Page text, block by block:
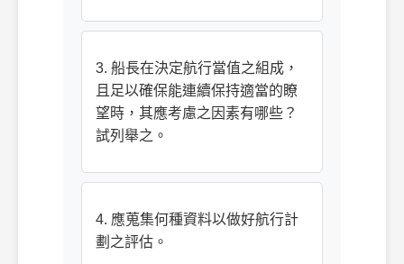
3. 船長在決定航行當值之組成，
且足以確保能連續保持適當的瞭
望時，其應考慮之因素有哪些？
試列舉之。
4. 應蒐集何種資料以做好航行計
劃之評估。